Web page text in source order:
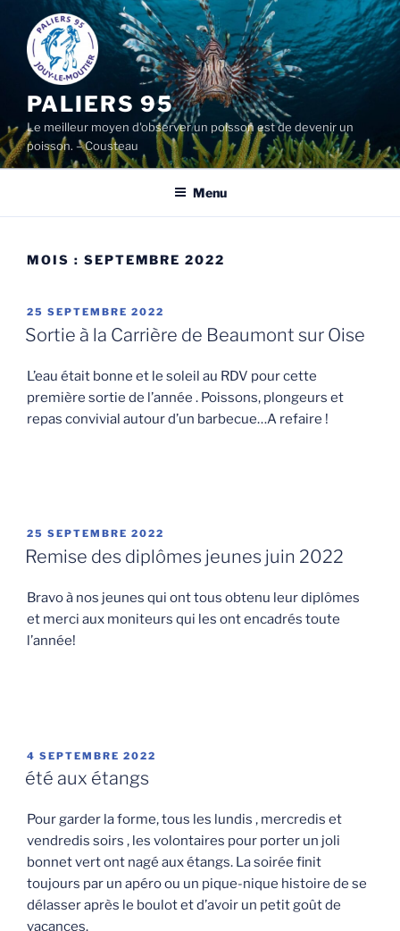
contenu
principal
PALIERS 95
Le meilleur moyen d'observer un poisson est de devenir un
poisson. – Cousteau
Menu
MOIS : SEPTEMBRE 2022
PUBLIÉ
LE
25 SEPTEMBRE 2022
Sortie à la Carrière de Beaumont sur Oise
L’eau était bonne et le soleil au RDV pour cette
première sortie de l’année . Poissons, plongeurs et
repas convivial autour d’un barbecue…A refaire !
PUBLIÉ
LE
25 SEPTEMBRE 2022
Remise des diplômes jeunes juin 2022
Bravo à nos jeunes qui ont tous obtenu leur diplômes
et merci aux moniteurs qui les ont encadrés toute
l’année!
PUBLIÉ
LE
4 SEPTEMBRE 2022
été aux étangs
Pour garder la forme, tous les lundis , mercredis et
vendredis soirs , les volontaires pour porter un joli
bonnet vert ont nagé aux étangs. La soirée finit
toujours par un apéro ou un pique-nique histoire de se
délasser après le boulot et d’avoir un petit goût de
vacances.